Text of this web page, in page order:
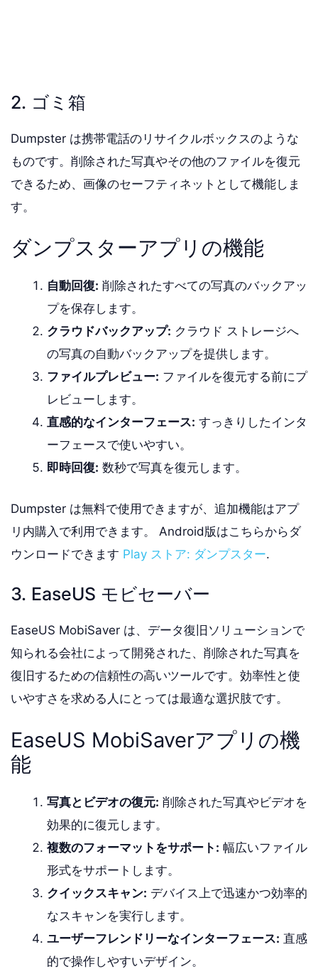
2. ゴミ箱
Dumpster は携帯電話のリサイクルボックスのような
ものです。削除された写真やその他のファイルを復元
できるため、画像のセーフティネットとして機能しま
す。
ダンプスターアプリの機能
自動回復: 削除されたすべての写真のバックアッ
プを保存します。
クラウドバックアップ: クラウド ストレージへ
の写真の自動バックアップを提供します。
ファイルプレビュー: ファイルを復元する前にプ
レビューします。
直感的なインターフェース: すっきりしたインタ
ーフェースで使いやすい。
即時回復: 数秒で写真を復元します。
Dumpster は無料で使用できますが、追加機能はアプ
リ内購入で利用できます。 Android版はこちらからダ
ウンロードできます Play ストア: ダンプスター.
3. EaseUS モビセーバー
EaseUS MobiSaver は、データ復旧ソリューションで
知られる会社によって開発された、削除された写真を
復旧するための信頼性の高いツールです。効率性と使
いやすさを求める人にとっては最適な選択肢です。
EaseUS MobiSaverアプリの機
能
写真とビデオの復元: 削除された写真やビデオを
効果的に復元します。
複数のフォーマットをサポート: 幅広いファイル
形式をサポートします。
クイックスキャン: デバイス上で迅速かつ効率的
なスキャンを実行します。
ユーザーフレンドリーなインターフェース: 直感
的で操作しやすいデザイン。